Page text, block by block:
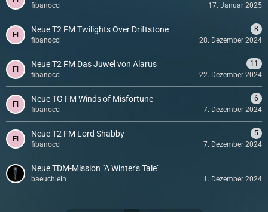
fibanocci
17. Januar 2025
Neue T2 FM Twilights Over Driftstone
8
fibanocci
28. Dezember 2024
Neue T2 FM Das Juwel von Alarus
11
fibanocci
22. Dezember 2024
Neue TG FM Winds of Misfortune
6
fibanocci
7. Dezember 2024
Neue T2 FM Lord Shabby
5
fibanocci
7. Dezember 2024
Neue TDM-Mission "A Winter's Tale"
baeuchlein 1. Dezember 2024